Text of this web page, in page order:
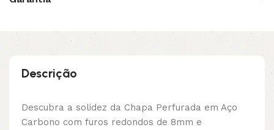
Descrição
Descubra a solidez da Chapa Perfurada em Aço
Carbono com furos redondos de 8mm e